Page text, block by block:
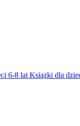
6-8 lat Ksiązki dla